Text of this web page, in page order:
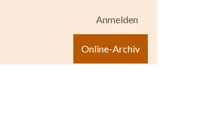
Anmelden
Online-Archiv